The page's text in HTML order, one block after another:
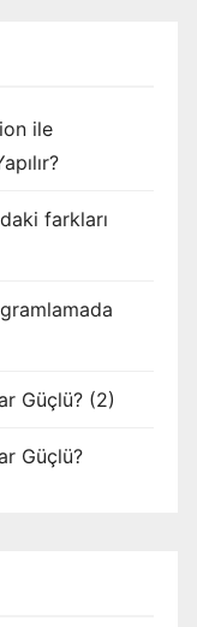
ile
farkları
Güçlü? (2)
Güçlü?